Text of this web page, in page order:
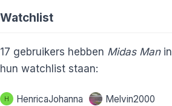
Watchlist
17 gebruikers hebben Midas Manin
hun watchlist staan:
H HenricaJohanna Melvin2000